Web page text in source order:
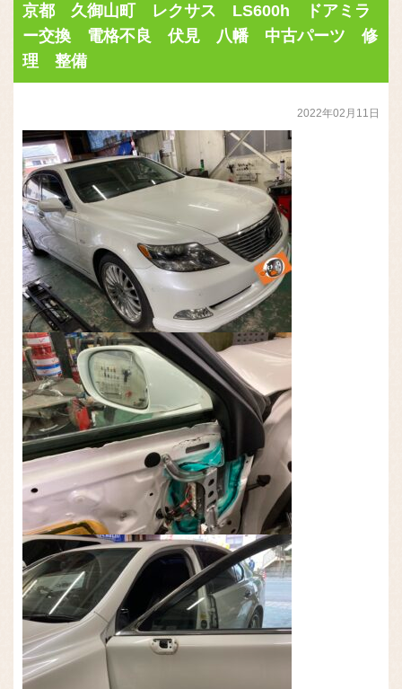
京都 久御山町 レクサス LS600h ドアミラ
ー交換 電格不良 伏見 八幡 中古パーツ 修
理 整備
2022年02月11日